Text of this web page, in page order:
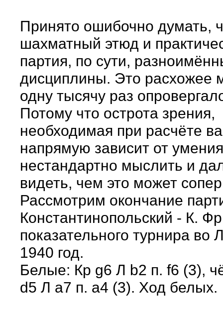
Принято ошибочно думать,
шахматный этюд и
партия, по сути,
дисциплины. Это расхожее
одну тысячу раз
Потому что острота зрения,
необходимая при расчёте
напрямую зависит от умения
нестандартно мыслить и
видеть, чем это может
Рассмотрим окончание
Константинопольский - К.
показательного турнира во
1940 год.
Белые: Кр g6 Л b2 п. f6 (3),
d5 Л а7 п. а4 (3). Ход белых.